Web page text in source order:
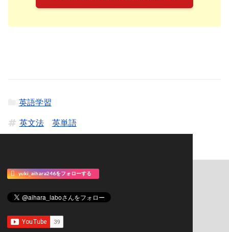
英語学習
英文法 英単語
yuki_aihara246をフォローする